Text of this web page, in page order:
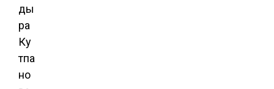
ды
ра
Ку
тпа
но